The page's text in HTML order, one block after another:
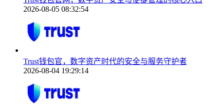
2026-08-05 08:32:54
Trust钱包官，数字资产时代的安全与服务守护者
2026-08-04 19:29:14